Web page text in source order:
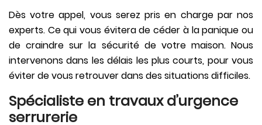
Dès votre appel, vous serez pris en charge par nos
experts. Ce qui vous évitera de céder à la panique ou
de craindre sur la sécurité de votre maison. Nous
intervenons dans les délais les plus courts, pour vous
éviter de vous retrouver dans des situations difficiles.
Spécialiste en travaux d’urgence
serrurerie